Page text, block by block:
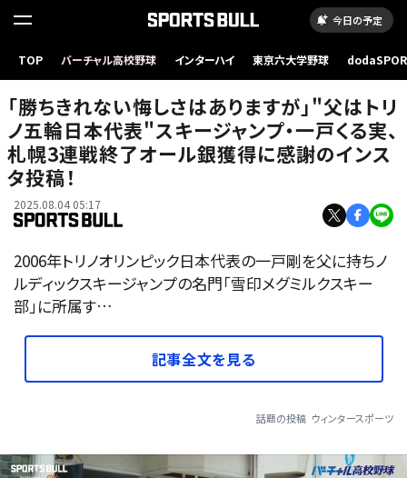
今日の予定
TOP バーチャル高校野球 インターハイ 東京六大学野球
「勝ちきれない悔しさはありますが」"父はトリ
ノ五輪日本代表"スキージャンプ・一戸くる実、
札幌3連戦終了オール銀獲得に感謝のインス
タ投稿！
2025.08.04 05:17
2006年トリノオリンピック日本代表の一戸剛を父に持ちノ
ルディックスキージャンプの名門「雪印メグミルクスキー
部」に所属す…
記事全文を見る
話題の投稿 ウィンタースポーツ